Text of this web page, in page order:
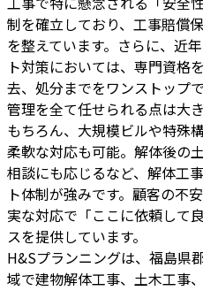
制を確立しており、工事賠償
を整えています。さらに、近
ト対策においては、専門資格
去、処分までをワンストップ
管理を全て任せられる点は大
もちろん、大規模ビルや特殊
柔軟な対応も可能。解体後の
相談にも応じるなど、解体工
ト体制が強みです。顧客の不
実な対応で「ここに依頼して
スを提供しています。
H&Sプランニングは、福島県
域で建物解体工事、土木工事